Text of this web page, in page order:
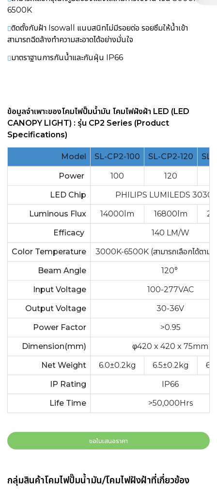
6500K
ติดตั้งกับฝ้า Isowall แนบสนิทไม่มีรอยต่อ รอยซึมให้น้ำเข้า
สามารถฉีดล้างทำความสะอาดได้อย่างมั่นใจ
มาตราฐานการกันน้ำและกันฝุ่น IP66
ข้อมูลจำเพาะของโคมไฟปั๊มน้ำมัน โคมไฟฝังฝ้า LED (LED
CANOPY LIGHT) : รุ่น CP2 Series (Product
Specifications)
Model SL-CP2-100 SL-CP2-120 SL-
Power 100 120
LED Chip PHILIPS LUMILEDS 3030
Luminous Flux 14000lm 16800lm
Efficacy 140 LM/W
Color Temperature 3000K-6500K (สามารถเลือกได้ตามก
Beam Angle 120°
Input Voltage 100-277VAC
Output Voltage 30-36V
Power Factor >0.95
Dimension(mm) φ420 x 420 x 75mm
Net Weight 6.0±0.2kg 6.5±0.2kg
IP Rating IP66
Life Time >50,000Hrs
ขอใบเสนอราคา
กลุ่มสินค้าโคมไฟปั๊มน้ำมัน/โคมไฟฝังฝ้าที่เกี่ยวข้อง